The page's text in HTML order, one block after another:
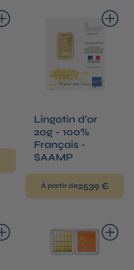
Lingotin d'or
20g - 100%
Français -
SAAMP
À partir de2539 €